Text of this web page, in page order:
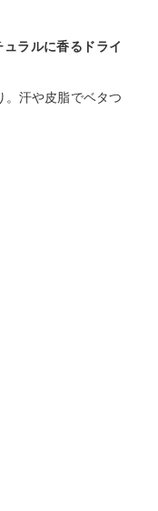
ラルに香るドライ
。汗や皮脂でベタつ